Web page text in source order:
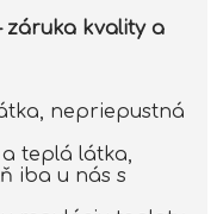
záruka kvality a
nepriepustná
teplá látka,
iba u nás s